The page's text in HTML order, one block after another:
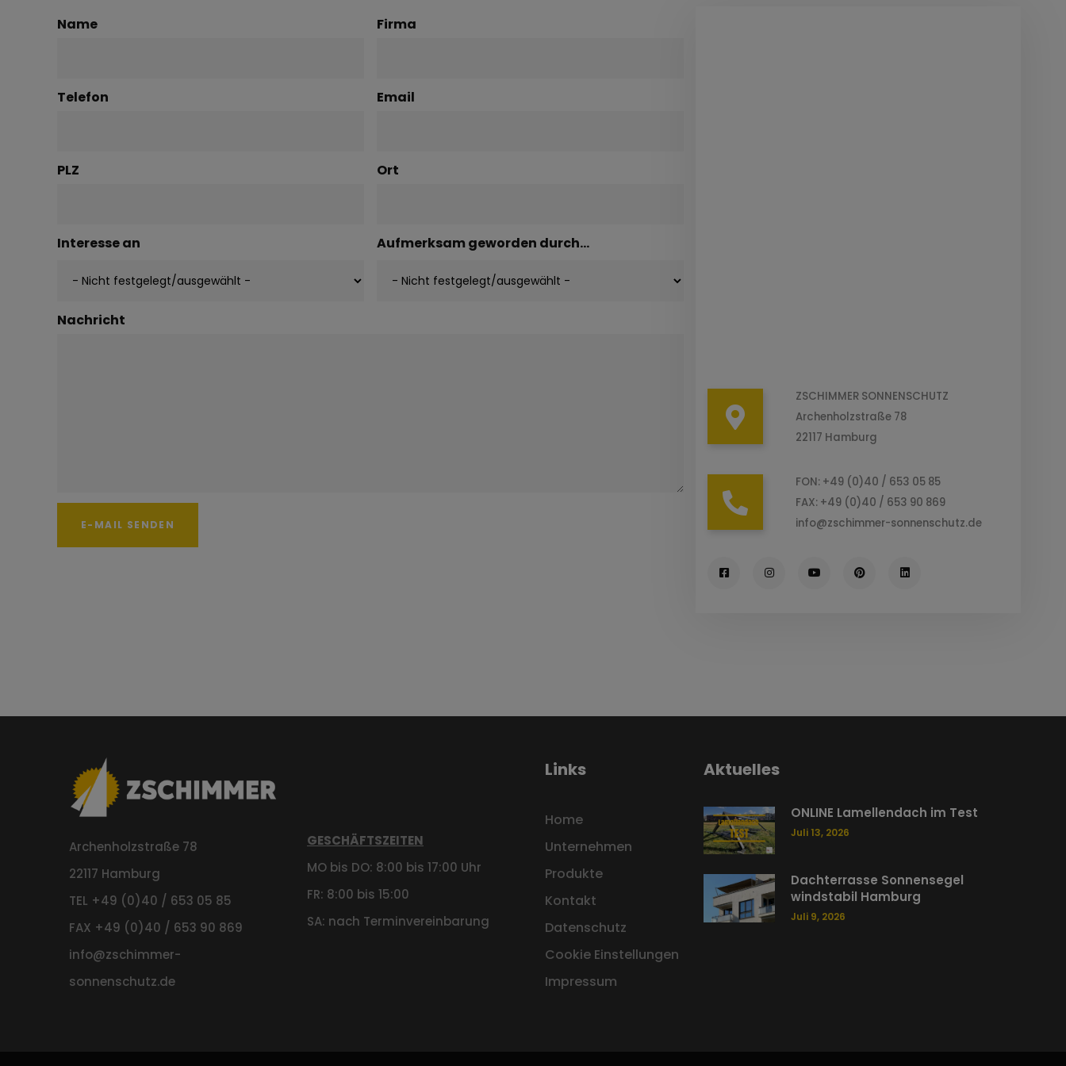
Name Firma
Telefon Email
PLZ Ort
Interesse an Aufmerksam geworden durch...
Nachricht
ZSCHIMMER SONNENSCHUTZ
Archenholzstraße 78
22117 Hamburg
FON: +49 (0)40 / 653 05 85
FAX: +49 (0)40 / 653 90 869
info@zschimmer-sonnenschutz.de
Archenholzstraße 78
22117 Hamburg
TEL +49 (0)40 / 653 05 85
FAX +49 (0)40 / 653 90 869
info@zschimmer-
sonnenschutz.de
GESCHÄFTSZEITEN
MO bis DO: 8:00 bis 17:00 Uhr
FR: 8:00 bis 15:00
SA: nach Terminvereinbarung
Links
Home
Unternehmen
Produkte
Kontakt
Datenschutz
Cookie Einstellungen
Impressum
Aktuelles
ONLINE Lamellendach im Test
Juli 13, 2026
Dachterrasse Sonnensegel
windstabil Hamburg
Juli 9, 2026